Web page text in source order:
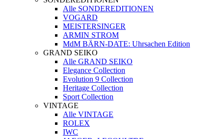
Alle SONDEREDITIONEN
VOGARD
MEISTERSINGER
ARMIN STROM
MdM BÄRN-DATE: Uhrsachen Edition
GRAND SEIKO
Alle GRAND SEIKO
Elegance Collection
Evolution 9 Collection
Heritage Collection
Sport Collection
VINTAGE
Alle VINTAGE
ROLEX
IWC